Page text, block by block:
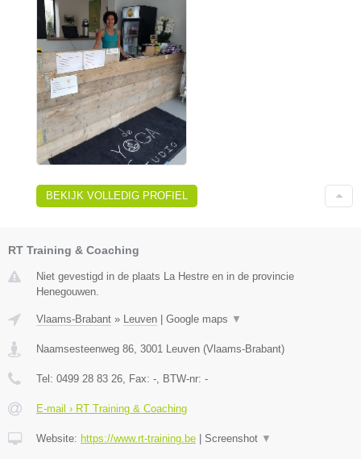
BEKIJK VOLLEDIG PROFIEL
RT Training & Coaching
Niet gevestigd in de plaats La Hestre en in de provincie
Henegouwen.
Vlaams-Brabant » Leuven | Google maps ▼
Naamsesteenweg 86 3001 Leuven (Vlaams-Brabant)
Tel: 0499 28 83 26 , Fax: - , BTW-nr: -
E-mail › RT Training & Coaching
Website: https://www.rt-training.be | Screenshot ▼